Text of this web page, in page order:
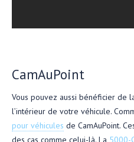
CamAuPoint
Vous pouvez aussi bénéficier de
l’intérieur de votre véhicule.
pour véhicules de CamAuPoint.
des cas comme celui-là. La 5000-